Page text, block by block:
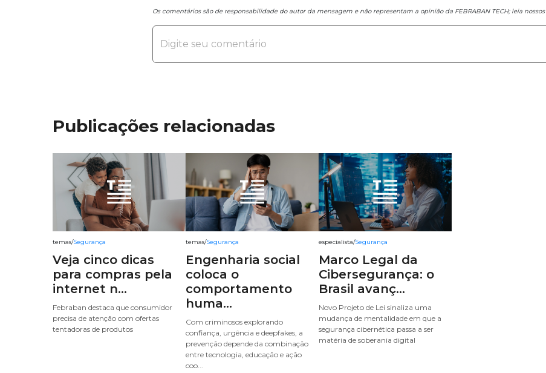
Os comentários são de responsabilidade do autor da mensagem e não representam a opinião da FEBRABAN TECH; leia nossos
Publicações relacionadas
temas/Segurança
Veja cinco dicas
para compras pela
internet n...
Febraban destaca que consumidor
precisa de atenção com ofertas
tentadoras de produtos
temas/Segurança
Engenharia social
coloca o
comportamento
huma...
Com criminosos explorando
confiança, urgência e deepfakes, a
prevenção depende da combinação
entre tecnologia, educação e ação
coo...
especialista/Segurança
Marco Legal da
Cibersegurança: o
Brasil avanç...
Novo Projeto de Lei sinaliza uma
mudança de mentalidade em que a
segurança cibernética passa a ser
matéria de soberania digital